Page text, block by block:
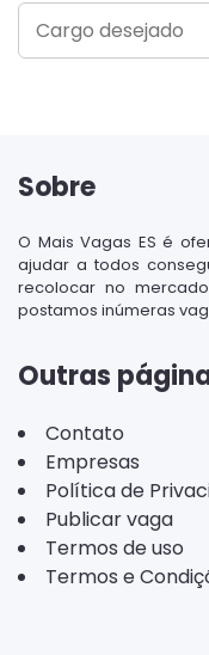
SEARCH
FOR:
Sobre
O Mais Vagas ES é
ajudar a todos
recolocar no
postamos inúmeras
Outras
Contato
Empresas
Política de
Publicar vaga
Termos de uso
Termos e